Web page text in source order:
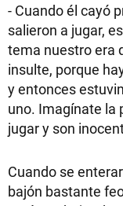
- Cuando él cayó
salieron a jugar,
tema nuestro era
insulte, porque
y entonces
uno. Imagínate la
jugar y son
Cuando se
bajón bastante